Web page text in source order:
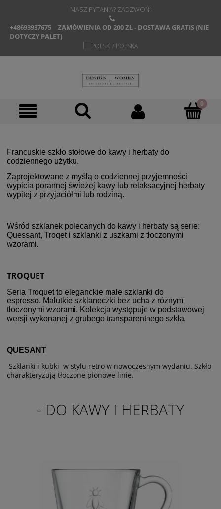
MASZ PYTANIA? ZADZWOŃ!
+48693937675
ZAMÓWIENIA OD 200 ZŁ - DOSTAWA GRATIS (NIE
DOTYCZY PALET)
Francuskie szkło stołowe do kawy i herbaty do
codziennego użytku.
Zaprojektowane z myślą o codziennej przyjemności
wypicia porannej świeżej kawy lub relaksacyjnej herbaty
wypitej z przyjaciółmi lub rodziną.
Wśród szklanek polecanych do kawy i herbaty są serie:
Quessant, Troqet i szklanki z uszkami z tłoczonymi
wzorami.
TROQUET
Seria Troquet to eleganckie małe szklanki do
espresso. Malutkie szklaneczki bez ucha z różnymi
tłoczonymi wzorami. Kolekcja występuje w podstawowej
wersji wykonanej z grubego transparentnego szkła.
QUESANT
Szklanki i kubki w stylu retro w nowoczesnym wydaniu. Szkło
charakteryzują tłoczone pionowe linie.
- DO KAWY I HERBATY